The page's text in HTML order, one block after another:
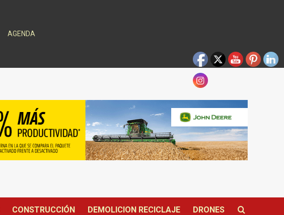
AGENDA
CONSTRUCCIÓN DEMOLICION RECICLAJE DRONES